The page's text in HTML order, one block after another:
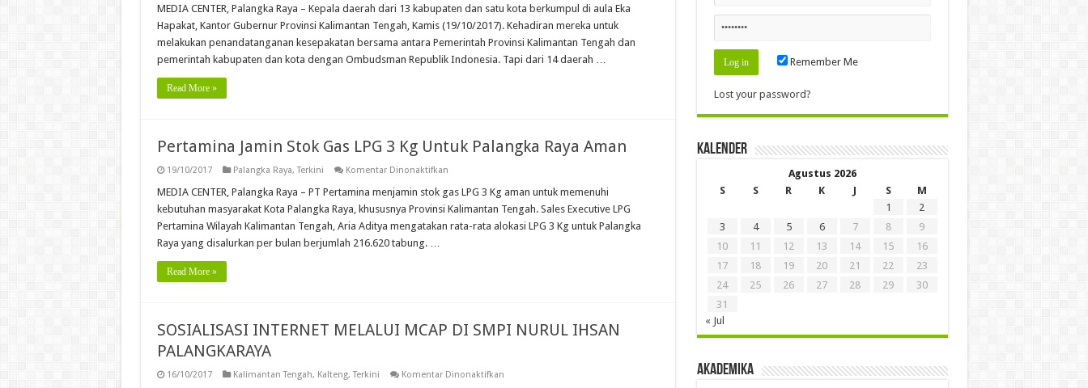
Daerah
Kalteng
Teken
MoU
Peningkatan
MEDIA CENTER, Palangka Raya – Kepala daerah dari 13 kabupaten dan satu kota berkumpul di aula Eka
Hapakat, Kantor Gubernur Provinsi Kalimantan Tengah, Kamis (19/10/2017). Kehadiran mereka untuk
melakukan penandatanganan kesepakatan bersama antara Pemerintah Provinsi Kalimantan Tengah dan
pemerintah kabupaten dan kota dengan Ombudsman Republik Indonesia. Tapi dari 14 daerah …
Read More »
Pertamina Jamin Stok Gas LPG 3 Kg Untuk Palangka Raya Aman
19/10/2017 Palangka Raya,Terkini Komentar Dinonaktifkanpada
Jamin
Stok
Gas
LPG
3
MEDIA CENTER, Palangka Raya – PT Pertamina menjamin stok gas LPG 3 Kg aman untuk memenuhi
kebutuhan masyarakat Kota Palangka Raya, khususnya Provinsi Kalimantan Tengah. Sales Executive LPG
Pertamina Wilayah Kalimantan Tengah, Aria Aditya mengatakan rata-rata alokasi LPG 3 Kg untuk Palangka
Raya yang disalurkan per bulan berjumlah 216.620 tabung. …
Read More »
SOSIALISASI INTERNET MELALUI MCAP DI SMPI NURUL IHSAN
PALANGKARAYA
16/10/2017 Kalimantan Tengah, Kalteng,Terkini Komentar Dinonaktifkanpada
Remember Me
Lost your password?
Kalender
Agustus 2026
S
S R K J S
M
1
2
3
4 5 6 7 8
9
10
11 12 13 14 15
16
17
18 19 20 21 22
23
24
25 26 27 28 29
30
31
« Jul
Akademika